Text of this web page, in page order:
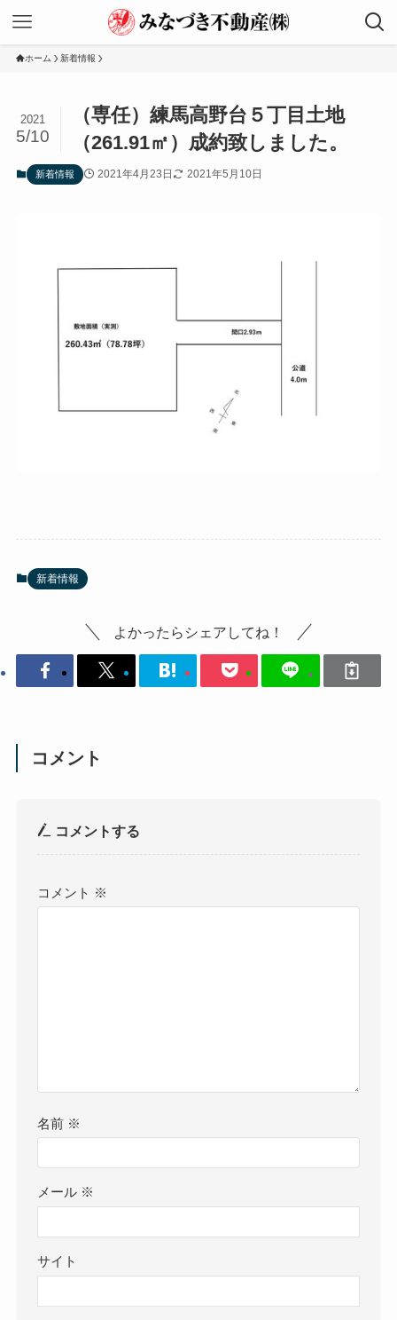
ホーム 新着情報
（専任）練馬高野台５丁目土地
（261.91㎡）成約致しました。
2021
5/10
新着情報 2021年4月23日 2021年5月10日
新着情報
よかったらシェアしてね！
コメント
コメントする
コメント ※
名前 ※
メール ※
サイト